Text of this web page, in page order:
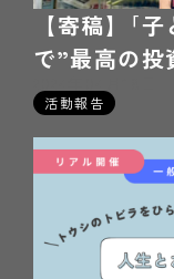
【寄稿】｢
で”最高の投
活動報告